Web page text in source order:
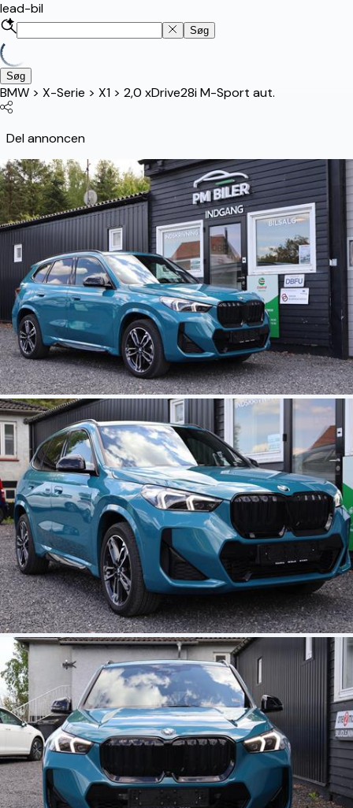
lead-bil
Søg
Søg
BMW > X-Serie > X1 > 2,0 xDrive28i M-Sport aut.
Del annoncen